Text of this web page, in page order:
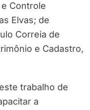
Controle
Elvas; de
Correia de
e Cadastro,
trabalho de
a